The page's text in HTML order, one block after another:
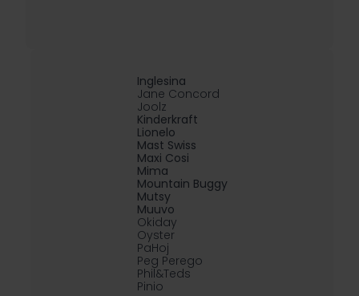
Inglesina
Jane Concord
Joolz
Kinderkraft
Lionelo
Mast Swiss
Maxi Cosi
Mima
Mountain Buggy
Mutsy
Muuvo
Okiday
Oyster
PaHoj
Peg Perego
Phil&Teds
Pinio